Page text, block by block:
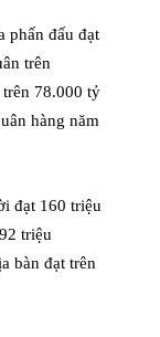
phấn đấu đạt
trên
78.000 tỷ
hàng năm
đạt 160 triệu
triệu
bàn đạt trên